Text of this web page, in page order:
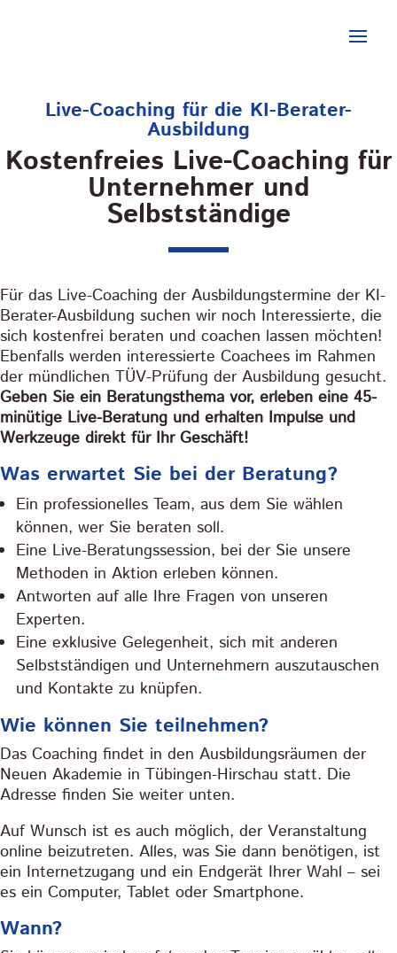
Live-Coaching für die KI-Berater-
Ausbildung
Kostenfreies Live-Coaching für
Unternehmer und
Selbstständige
Für das Live-Coaching der Ausbildungstermine der KI-
Berater-Ausbildung suchen wir noch Interessierte, die
sich kostenfrei beraten und coachen lassen möchten!
Ebenfalls werden interessierte Coachees im Rahmen
der mündlichen TÜV-Prüfung der Ausbildung gesucht.
Geben Sie ein Beratungsthema vor, erleben eine 45-
minütige Live-Beratung und erhalten Impulse und
Werkzeuge direkt für Ihr Geschäft!
Was erwartet Sie bei der Beratung?
Ein professionelles Team, aus dem Sie wählen
können, wer Sie beraten soll.
Eine Live-Beratungssession, bei der Sie unsere
Methoden in Aktion erleben können.
Antworten auf alle Ihre Fragen von unseren
Experten.
Eine exklusive Gelegenheit, sich mit anderen
Selbstständigen und Unternehmern auszutauschen
und Kontakte zu knüpfen.
Wie können Sie teilnehmen?
Das Coaching findet in den Ausbildungsräumen der
Neuen Akademie in Tübingen-Hirschau statt. Die
Adresse finden Sie weiter unten.
Auf Wunsch ist es auch möglich, der Veranstaltung
online beizutreten. Alles, was Sie dann benötigen, ist
ein Internetzugang und ein Endgerät Ihrer Wahl – sei
es ein Computer, Tablet oder Smartphone.
Wann?